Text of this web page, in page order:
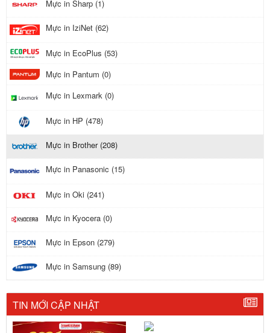
Mực in Sharp (1)
Mực in IziNet (62)
Mực in EcoPlus (53)
Mực in Pantum (0)
Mực in Lexmark (0)
Mực in HP (478)
Mực in Brother (208)
Mực in Panasonic (15)
Mực in Oki (241)
Mực in Kyocera (0)
Mực in Epson (279)
Mực in Samsung (89)
TIN MỚI CẬP NHẬT